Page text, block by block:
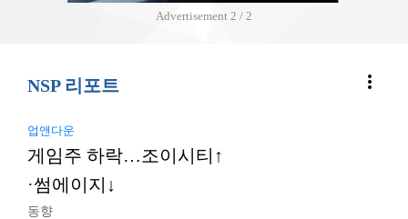
Advertisement 2 / 2
NSP 리포트 more_vert
업앤다운
게임주 하락…조이시티↑
·썸에이지↓
동향